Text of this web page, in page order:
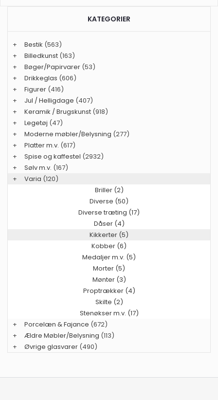
KATEGORIER
+ Bestik (563)
+
Billedkunst (163)
+
Bøger/Papirvarer (53)
+
Drikkeglas (606)
+
Figurer (416)
+
Jul / Helligdage (407)
+
Keramik / Brugskunst (918)
+
Legetøj (47)
+
Moderne møbler/Belysning (277)
+
Platter m.v. (617)
+
Spise og kaffestel (2932)
+
Sølv m.v. (167)
+
Varia (120)
Briller (2)
Diverse (50)
Diverse træting (17)
Dåser (4)
Kikkerter (5)
Kobber (6)
Medaljer m.v. (5)
Morter (5)
Mønter (3)
Proptrækker (4)
Skilte (2)
Stenøkser m.v. (17)
+
Porcelæn & Fajance (672)
+
Ældre Møbler/Belysning (113)
+
Øvrige glasvarer (490)